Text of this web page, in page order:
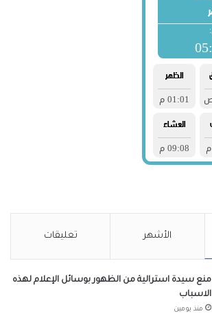
الأشهر تعليقات
منع سيدة استرالية من الظهور بوسائل الإعلام لهذه
الاسباب
منذ يومين